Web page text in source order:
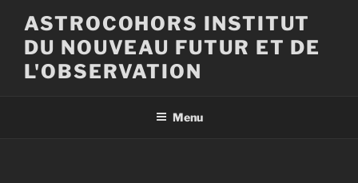
contenu
principal
ASTROCOHORS INSTITUT
DU NOUVEAU FUTUR ET DE
L'OBSERVATION
Menu